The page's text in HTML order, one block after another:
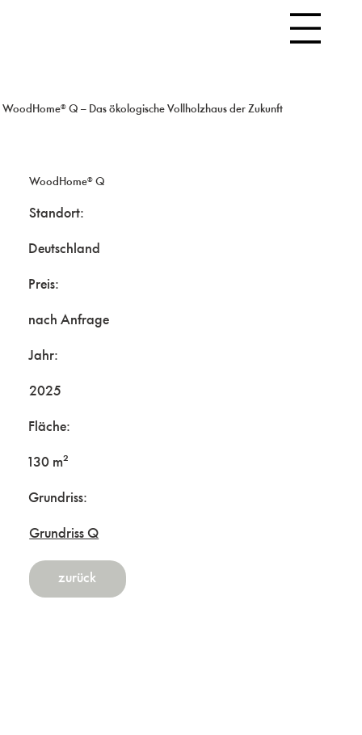
WoodHome® Q – Das ökologische Vollholzhaus der Zukunft
WoodHome® Q
Standort:
Deutschland
Preis:
nach Anfrage
Jahr:
2025
Fläche:
130 m²
Grundriss:
Grundriss Q
zurück